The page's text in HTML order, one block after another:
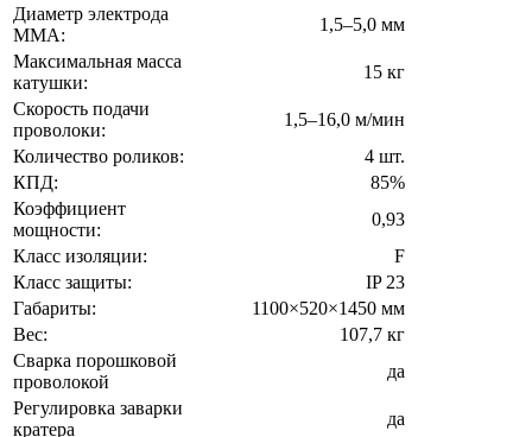
Диаметр электрода
MMA:
1,5–5,0 мм
Максимальная масса
катушки:
15 кг
Скорость подачи
проволоки:
1,5–16,0 м/мин
Количество роликов:
4 шт.
КПД:
85%
Коэффициент
мощности:
0,93
Класс изоляции:
F
Класс защиты:
IP 23
Габариты:
1100×520×1450 мм
Вес:
107,7 кг
Сварка порошковой
проволокой
да
Регулировка заварки
кратера
да